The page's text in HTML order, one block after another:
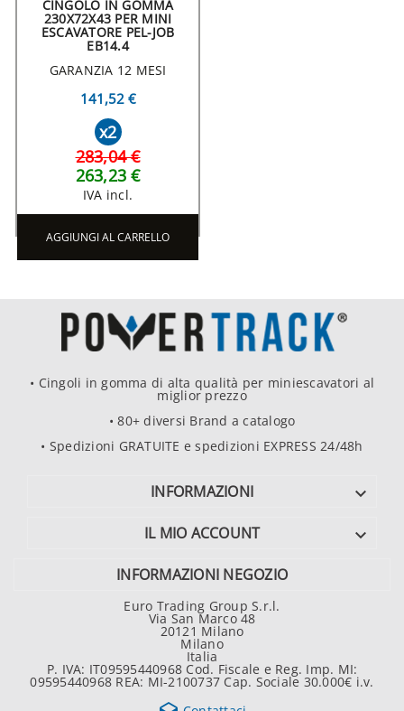
CINGOLO IN GOMMA
230X72X43 PER MINI
ESCAVATORE PEL-JOB
EB14.4
GARANZIA 12 MESI
141,52 €
x2
283,04 €
263,23 €
IVA incl.
AGGIUNGI AL CARRELLO
• Cingoli in gomma di alta qualità per miniescavatori al
miglior prezzo
• 80+ diversi Brand a catalogo
• Spedizioni GRATUITE e spedizioni EXPRESS 24/48h
INFORMAZIONI 
IL MIO ACCOUNT 
INFORMAZIONI NEGOZIO
Euro Trading Group S.r.l.
Via San Marco 48
20121 Milano
Milano
Italia
P. IVA: IT09595440968 Cod. Fiscale e Reg. Imp. MI:
09595440968 REA: MI-2100737 Cap. Sociale 30.000€ i.v.